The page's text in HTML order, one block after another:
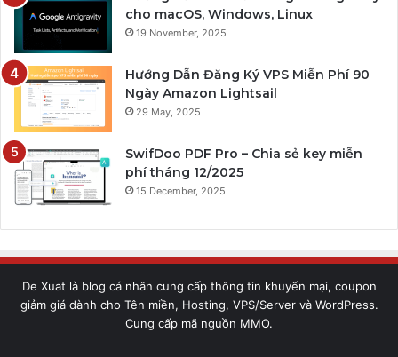
cho macOS, Windows, Linux
19 November, 2025
Hướng Dẫn Đăng Ký VPS Miễn Phí 90
Ngày Amazon Lightsail
29 May, 2025
SwifDoo PDF Pro – Chia sẻ key miễn
phí tháng 12/2025
15 December, 2025
De Xuat là blog cá nhân cung cấp thông tin khuyến mại, coupon
giảm giá dành cho Tên miền, Hosting, VPS/Server và WordPress.
Cung cấp mã nguồn MMO.